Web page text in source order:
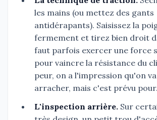
les mains (ou mettez des gants
antidérapants). Saisissez la
fermement et tirez bien droit
faut parfois exercer une force
pour vaincre la résistance du
peur, on a l'impression qu'on
arracher, mais c'est prévu pour.
L'inspection arrière. Sur